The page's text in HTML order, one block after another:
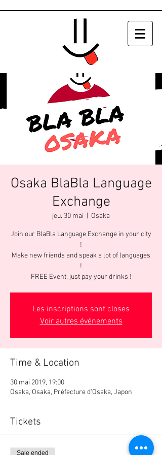
Osaka BlaBla Language
Exchange
jeu. 30 mai Osaka
Join our BlaBla Language Exchange in your city
!
Make new friends and speak a lot of languages
!
FREE Event, just pay your drinks !
Les inscriptions sont closes
Voir autres événements
Time & Location
30 mai 2019, 19:00
Osaka, Osaka, Préfecture d'Osaka, Japon
Tickets
Sale ended